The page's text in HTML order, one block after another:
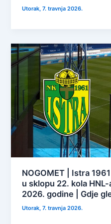
Utorak, 7. travnja 2026.
NOGOMET | Istra
u sklopu 22. kola
2026. godine | Gdje
Utorak, 7. travnja 2026.